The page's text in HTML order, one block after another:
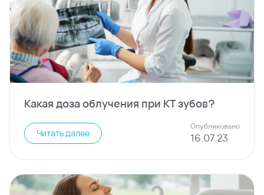
Какая доза облучения при КТ зубов?
Читать далее
Опубликовано
16.07.23